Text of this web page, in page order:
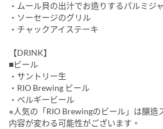
・ムール貝の出汁でお造りするパルミジ
・ソーセージのグリル
・チャックアイステーキ
【DRINK】
■ビール
・サントリー生
・RIO Brewing ビール
・ベルギービール
※人気の「RIO Brewingのビール」は醸造
内容が変わる可能性がございます。